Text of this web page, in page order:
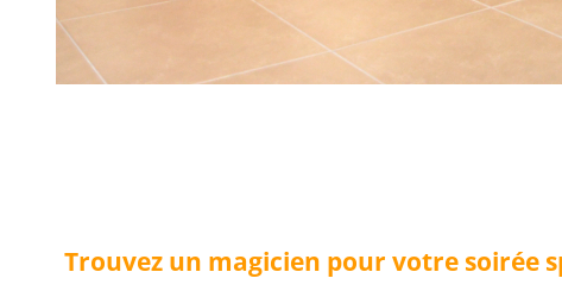
Trouvez un magicien pour votre soirée